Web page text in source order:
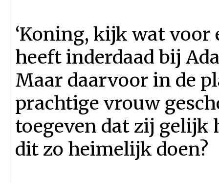
‘Koning, kijk wat voor
heeft inderdaad bij
Maar daarvoor in de
prachtige vrouw
toegeven dat zij gelijk
dit zo heimelijk doen?